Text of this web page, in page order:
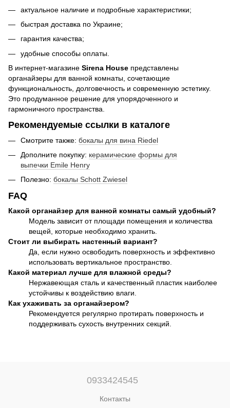
актуальное наличие и подробные характеристики;
быстрая доставка по Украине;
гарантия качества;
удобные способы оплаты.
В интернет-магазине Sirena House представлены
органайзеры для ванной комнаты, сочетающие
функциональность, долговечность и современную эстетику.
Это продуманное решение для упорядоченного и
гармоничного пространства.
Рекомендуемые ссылки в каталоге
Смотрите также: бокалы для вина Riedel
Дополните покупку: керамические формы для
выпечки Emile Henry
Полезно: бокалы Schott Zwiesel
FAQ
Какой органайзер для ванной комнаты самый удобный?
Модель зависит от площади помещения и количества
вещей, которые необходимо хранить.
Стоит ли выбирать настенный вариант?
Да, если нужно освободить поверхность и эффективно
использовать вертикальное пространство.
Какой материал лучше для влажной среды?
Нержавеющая сталь и качественный пластик наиболее
устойчивы к воздействию влаги.
Как ухаживать за органайзером?
Рекомендуется регулярно протирать поверхность и
поддерживать сухость внутренних секций.
0933424545
Контакты